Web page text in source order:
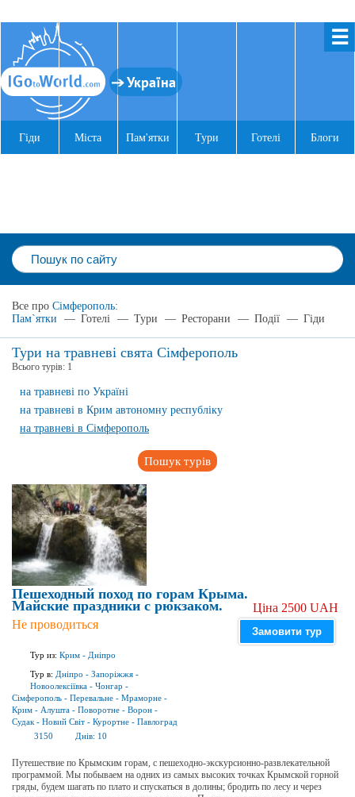
☰
Україна
Гіди Міста Пам'ятки Тури Готелі Блоги
Все про Сімферополь:
Пам`ятки
— Готелі — Тури — Ресторани — Події — Гіди
Тури на травневі свята Сімферополь
Всього турів: 1
на травневі по Україні
на травневі в Крим автономну республіку
на травневі в Сімферополь
Пошук турів
Пешеходный поход по горам Крыма.
Майские праздники с рюкзаком.
Не проводиться
Тур из: Крим - Дніпро
Тур в: Дніпро - Запоріжжя -
Новоолексіївка - Чонгар -
Сімферополь - Перевальне - Мраморне -
Крим - Алушта - Поворотне - Ворон -
Судак - Новий Світ - Курортне - Павлоград
3150
Днів: 10
Ціна 2500 UAH
Замовити тур
Путешествие по Крымским горам, с пешеходно-экскурсионно-развлекательной
программой. Мы побываем на одних из самых высоких точках Крымской горной
гряды, будем шагать по плато и спускаться в долины; бродить по лесу и через